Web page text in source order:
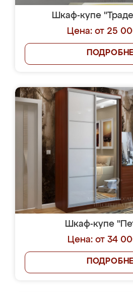
Шкаф-купе
Цена: от 25
Шкаф-купе
Цена: от 34